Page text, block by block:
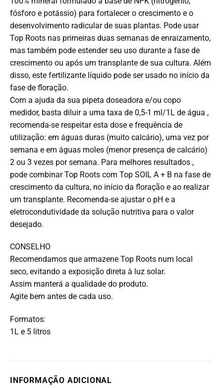
fósforo e potássio) para fortalecer o crescimento e o
desenvolvimento radicular de suas plantas. Pode usar
Top Roots nas primeiras duas semanas de enraizamento,
mas também pode estender seu uso durante a fase de
crescimento ou após um transplante de sua cultura. Além
disso, este fertilizante líquido pode ser usado no início da
fase de floração.
Com a ajuda da sua pipeta doseadora e/ou copo
medidor, basta diluir a uma taxa de 0,5-1 ml/1L de água ,
recomenda-se respeitar esta dose e frequência de
utilização: em águas duras (muito calcário), uma vez por
semana e em águas moles (menor presença de calcário)
2 ou 3 vezes por semana. Para melhores resultados ,
pode combinar Top Roots com Top SOIL A + B na fase de
crescimento da cultura, no início da floração e ao realizar
um transplante. Recomenda-se ajustar o pH e a
eletrocondutividade da solução nutritiva para o valor
desejado.
CONSELHO
Recomendamos que armazene Top Roots num local
seco, evitando a exposição direta à luz solar.
Assim manterá a qualidade do produto.
Agite bem antes de cada uso.
Formatos:
1L e 5 litros
INFORMAÇÃO ADICIONAL